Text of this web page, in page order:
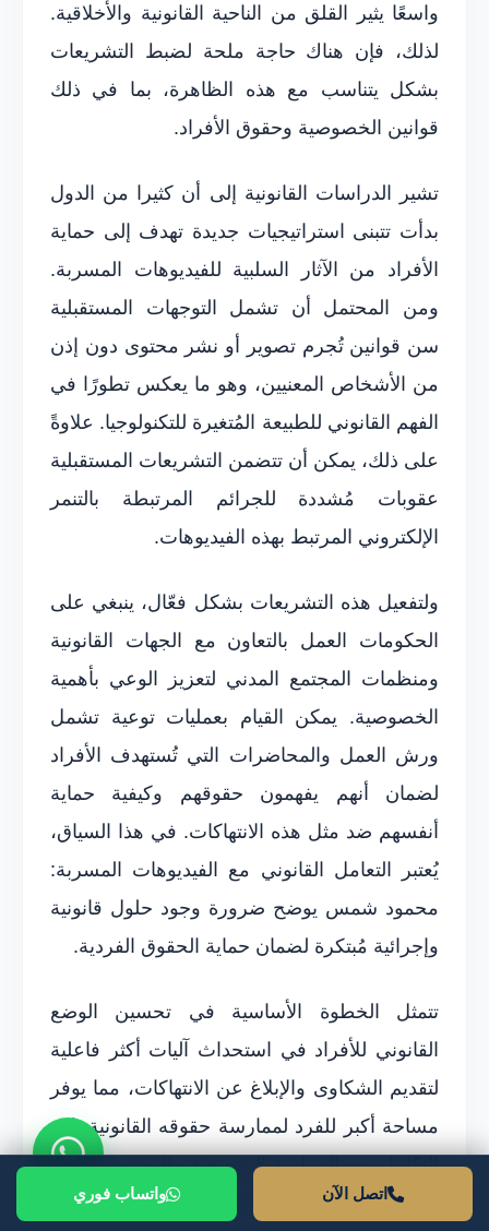
واسعًا يثير القلق من الناحية القانونية والأخلاقية.
لذلك، فإن هناك حاجة ملحة لضبط التشريعات
بشكل يتناسب مع هذه الظاهرة، بما في ذلك
قوانين الخصوصية وحقوق الأفراد.
تشير الدراسات القانونية إلى أن كثيرا من الدول
بدأت تتبنى استراتيجيات جديدة تهدف إلى حماية
الأفراد من الآثار السلبية للفيديوهات المسربة.
ومن المحتمل أن تشمل التوجهات المستقبلية
سن قوانين تُجرم تصوير أو نشر محتوى دون إذن
من الأشخاص المعنيين، وهو ما يعكس تطورًا في
الفهم القانوني للطبيعة المُتغيرة للتكنولوجيا. علاوةً
على ذلك، يمكن أن تتضمن التشريعات المستقبلية
عقوبات مُشددة للجرائم المرتبطة بالتنمر
الإلكتروني المرتبط بهذه الفيديوهات.
ولتفعيل هذه التشريعات بشكل فعّال، ينبغي على
الحكومات العمل بالتعاون مع الجهات القانونية
ومنظمات المجتمع المدني لتعزيز الوعي بأهمية
الخصوصية. يمكن القيام بعمليات توعية تشمل
ورش العمل والمحاضرات التي تُستهدف الأفراد
لضمان أنهم يفهمون حقوقهم وكيفية حماية
أنفسهم ضد مثل هذه الانتهاكات. في هذا السياق،
يُعتبر التعامل القانوني مع الفيديوهات المسربة:
محمود شمس يوضح ضرورة وجود حلول قانونية
وإجرائية مُبتكرة لضمان حماية الحقوق الفردية.
تتمثل الخطوة الأساسية في تحسين الوضع
القانوني للأفراد في استحداث آليات أكثر فاعلية
لتقديم الشكاوى والإبلاغ عن الانتهاكات، مما يوفر
مساحة أكبر للفرد لممارسة حقوقه القانونية. يُعد
التكامل بين السياسة التشريعية والمجتمع المدني
عنصرًا حيويًا لتأسيس قاعدة قانونية قوية للتعامل
اتصل الآن واتساب فوري